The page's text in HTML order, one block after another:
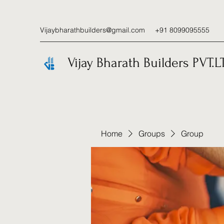
Vijaybharathbuilders@gmail.com +91 8099095555
Vijay Bharath Builders
Home Groups Group